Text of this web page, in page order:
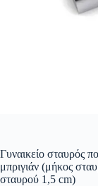
Γυναικείο σταυρός
μπριγιάν (μήκος
σταυρού 1,5 cm)